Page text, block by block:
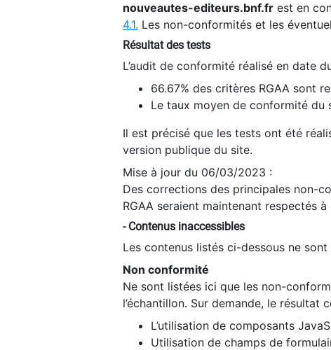
nouveautes-editeurs.bnf.fr est en
4.1. Les non-conformités et les
Résultat des tests
L’audit de conformité réalisé en date
66.67% des critères RGAA sont
Le taux moyen de conformité du
Il est précisé que les tests ont été
version publique du site.
Mise à jour du 06/03/2023 :
Des corrections des principales non-
RGAA seraient maintenant respectés
- Contenus inaccessibles
Les contenus listés ci-dessous ne
Non conformité
Ne sont listées ici que les non-
l’échantillon. Sur demande, le résultat
L’utilisation de composants
Utilisation de champs de